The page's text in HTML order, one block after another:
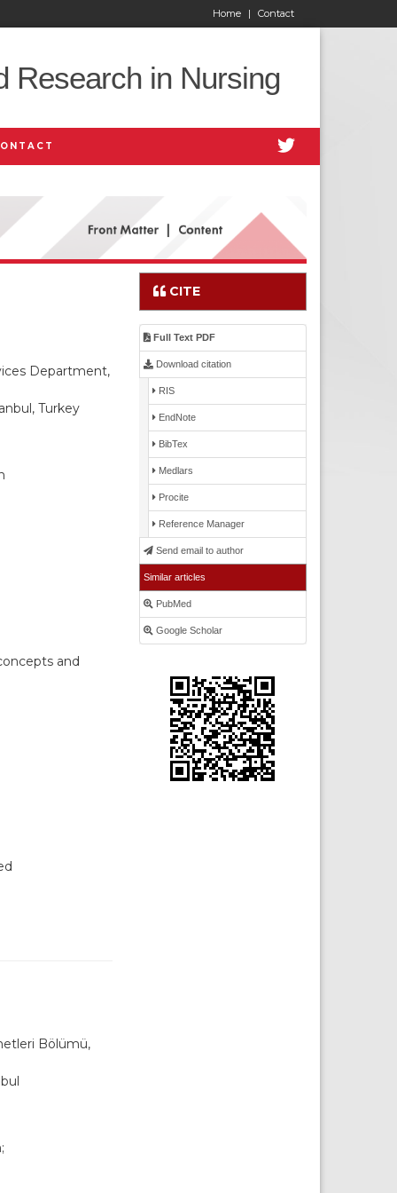
Contact
Home |
Research in Nursing
Department,
Turkey
and
Bölümü,
CITE
Full Text PDF
Download citation
RIS
EndNote
BibTex
Medlars
Procite
Reference Manager
Send email to author
Similar articles
PubMed
Google Scholar